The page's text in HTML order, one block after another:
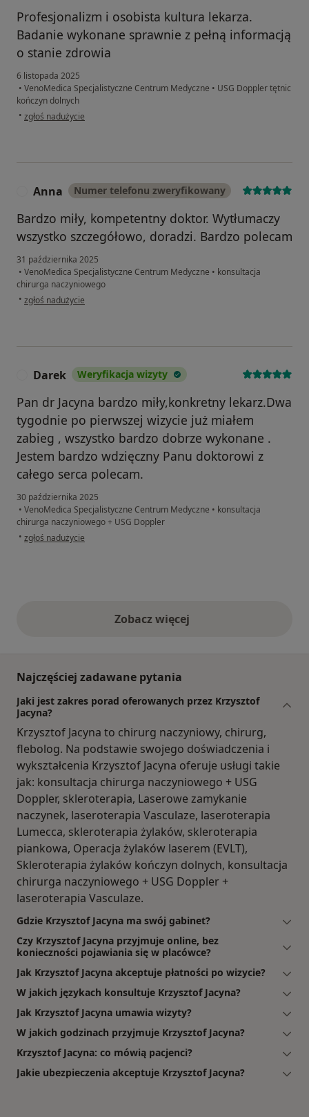
Profesjonalizm i osobista kultura lekarza.
Badanie wykonane sprawnie z pełną informacją
o stanie zdrowia
6 listopada 2025
• VenoMedica Specjalistyczne Centrum Medyczne • USG Doppler tętnic
kończyn dolnych
• w opinii użytkownika Tadeusz
zgłoś nadużycie
Anna Numer telefonu zweryfikowany
Bardzo miły, kompetentny doktor. Wytłumaczy
wszystko szczegółowo, doradzi. Bardzo polecam
31 października 2025
• VenoMedica Specjalistyczne Centrum Medyczne • konsultacja
chirurga naczyniowego
• w opinii użytkownika Anna
zgłoś nadużycie
Darek Weryfikacja wizyty
Pan dr Jacyna bardzo miły,konkretny lekarz.Dwa
tygodnie po pierwszej wizycie już miałem
zabieg , wszystko bardzo dobrze wykonane .
Jestem bardzo wdzięczny Panu doktorowi z
całego serca polecam.
30 października 2025
• VenoMedica Specjalistyczne Centrum Medyczne • konsultacja
chirurga naczyniowego + USG Doppler
• w opinii użytkownika Darek
zgłoś nadużycie
Zobacz więcejopinie powyżej
Najczęściej zadawane pytania
Jaki jest zakres porad oferowanych przez Krzysztof
Jacyna?
Krzysztof Jacyna to chirurg naczyniowy, chirurg,
flebolog. Na podstawie swojego doświadczenia i
wykształcenia Krzysztof Jacyna oferuje usługi takie
jak: konsultacja chirurga naczyniowego + USG
Doppler, skleroterapia, Laserowe zamykanie
naczynek, laseroterapia Vasculaze, laseroterapia
Lumecca, skleroterapia żylaków, skleroterapia
piankowa, Operacja żylaków laserem (EVLT),
Skleroterapia żylaków kończyn dolnych, konsultacja
chirurga naczyniowego + USG Doppler +
laseroterapia Vasculaze.
Gdzie Krzysztof Jacyna ma swój gabinet?
Czy Krzysztof Jacyna przyjmuje online, bez
konieczności pojawiania się w placówce?
Jak Krzysztof Jacyna akceptuje płatności po wizycie?
W jakich językach konsultuje Krzysztof Jacyna?
Jak Krzysztof Jacyna umawia wizyty?
W jakich godzinach przyjmuje Krzysztof Jacyna?
Krzysztof Jacyna: co mówią pacjenci?
Jakie ubezpieczenia akceptuje Krzysztof Jacyna?